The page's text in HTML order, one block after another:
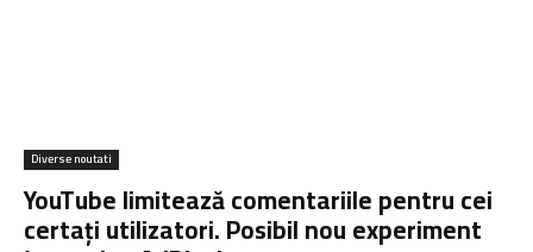
Diverse noutati
YouTube limitează comentariile pentru cei
certați utilizatori. Posibil nou experiment